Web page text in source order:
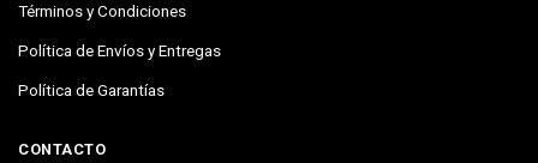
Términos y Condiciones
Política de Envíos y Entregas
Política de Garantías
CONTACTO